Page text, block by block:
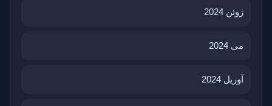
ژوئن 2024
می 2024
آوریل 2024